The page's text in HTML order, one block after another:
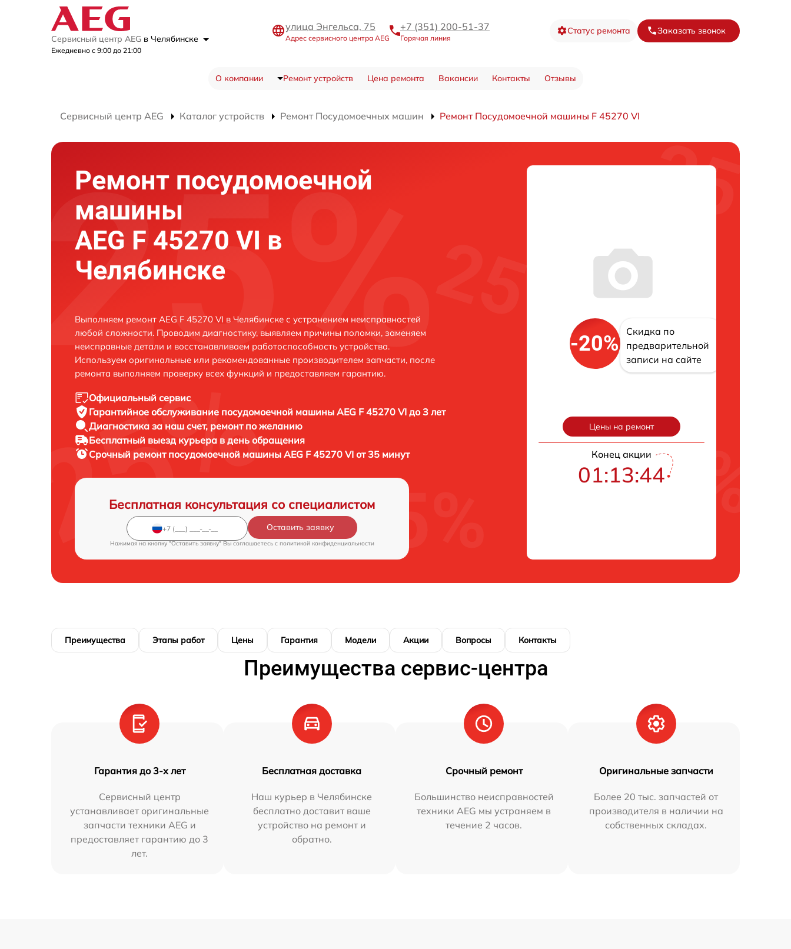
Сервисный центр AEG в Челябинске
Ежедневно с 9:00 до 21:00
улица Энгельса, 75
Адрес сервисного центра AEG
+7 (351) 200-51-37
Горячая линия
Статус ремонта Заказать звонок
О компании Ремонт устройств Цена ремонта Вакансии Контакты Отзывы
Сервисный центр AEG Каталог устройств Ремонт Посудомоечных машин Ремонт Посудомоечной машины F 45270 VI
Ремонт посудомоечной
машины
AEG F 45270 VI в
Челябинске
Выполняем ремонт AEG F 45270 VI в Челябинске с устранением неисправностей
любой сложности. Проводим диагностику, выявляем причины поломки, заменяем
неисправные детали и восстанавливаем работоспособность устройства.
Используем оригинальные или рекомендованные производителем запчасти, после
ремонта выполняем проверку всех функций и предоставляем гарантию.
Официальный сервис
Гарантийное обслуживание посудомоечной машины AEG F 45270 VI до 3 лет
Диагностика за наш счет, ремонт по желанию
Бесплатный выезд курьера в день обращения
Срочный ремонт посудомоечной машины AEG F 45270 VI от 35 минут
Бесплатная консультация со специалистом
Оставить заявку
Нажимая на кнопку "Оставить заявку" Вы соглашаетесь c политикой конфиденциальности
-20%
Скидка по
предварительной
записи на сайте
Цены на ремонт
Конец акции
01:13:43
Преимущества Этапы работ Цены Гарантия Модели Акции Вопросы Контакты
Преимущества сервис-центра
Гарантия до 3-х лет
Сервисный центр
устанавливает оригинальные
запчасти техники AEG и
предоставляет гарантию до 3
лет.
Бесплатная доставка
Наш курьер в Челябинске
бесплатно доставит ваше
устройство на ремонт и
обратно.
Срочный ремонт
Большинство неисправностей
техники AEG мы устраняем в
течение 2 часов.
Оригинальные запчасти
Более 20 тыс. запчастей от
производителя в наличии на
собственных складах.